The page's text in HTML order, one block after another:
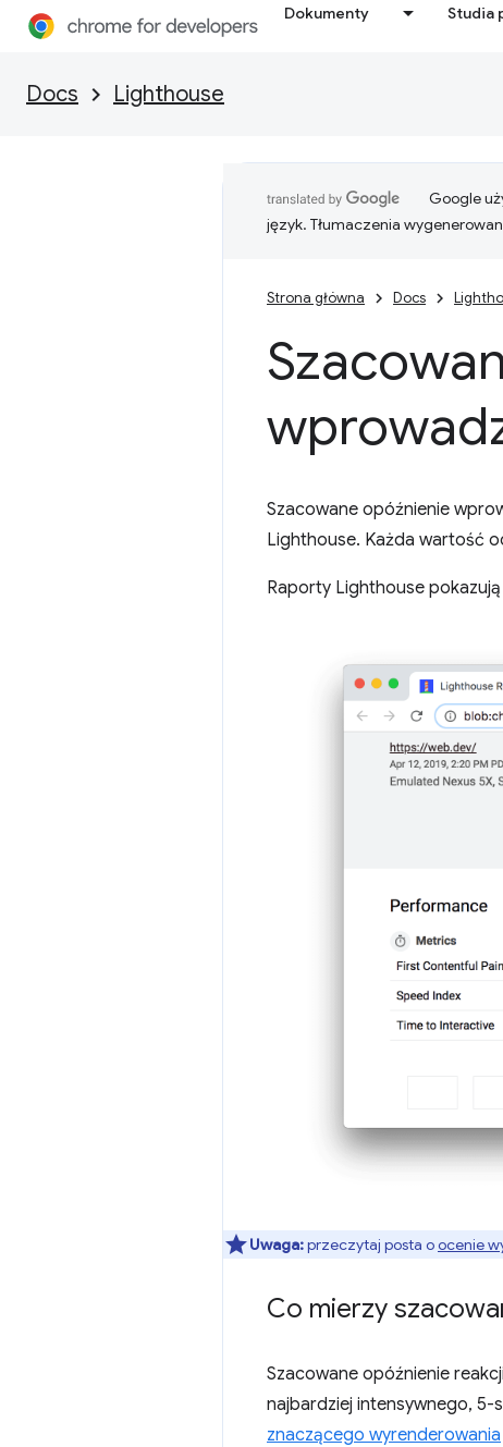
Dokumenty Studia
Docs Lighthouse
Google
język. Tłumaczenia
Strona główna Docs
Szacowane opóźnienie
Lighthouse. Każda wartość
Raporty Lighthouse
Uwaga:przeczytaj posta oocenie
Co mierzy
Szacowane opóźnienie
najbardziej intensywnego,
znaczącego wyrenderowania